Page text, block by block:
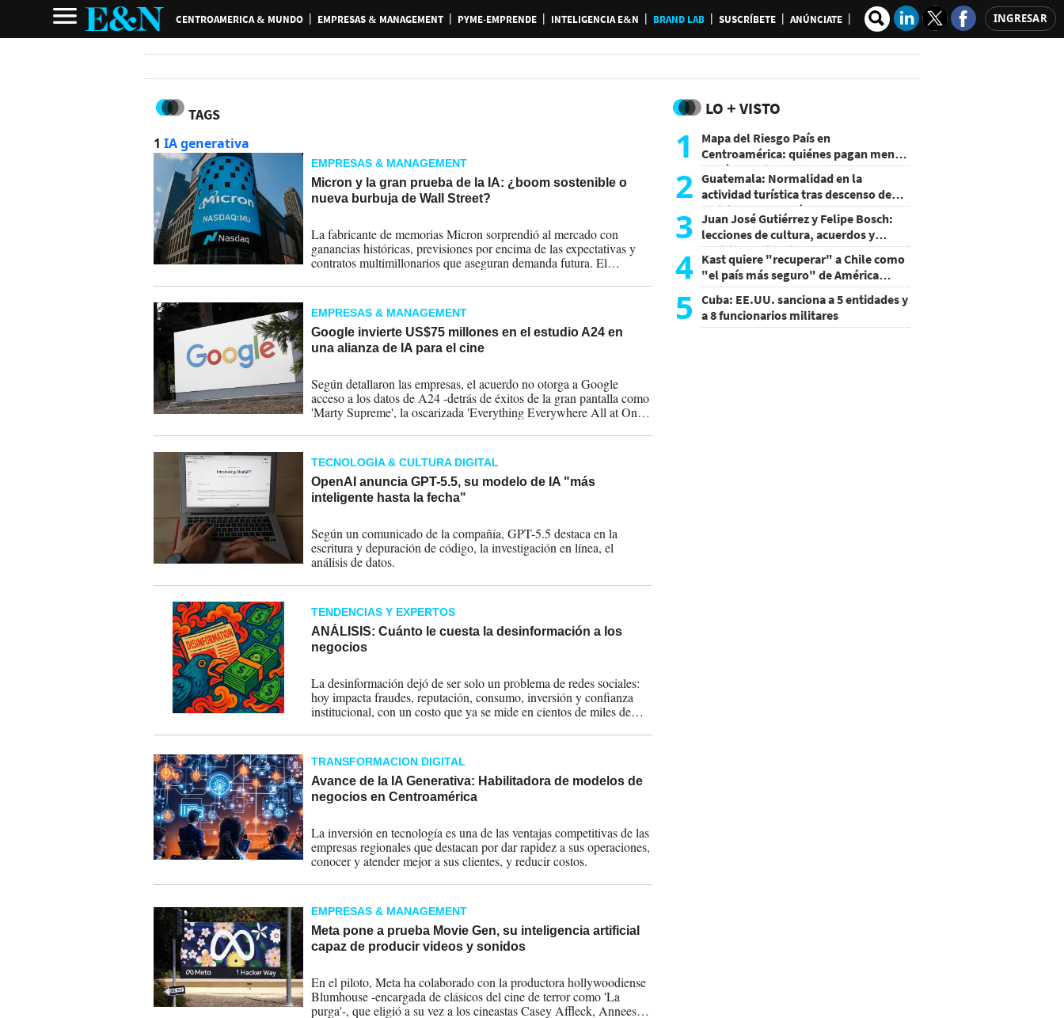
CENTROAMERICA & MUNDO EMPRESAS & MANAGEMENT PYME-EMPRENDE INTELIGENCIA E&N BRAND LAB SUSCRÍBETE ANÚNCIATE INGRESAR
TAGS
1 IA generativa
EMPRESAS & MANAGEMENT
Micron y la gran prueba de la IA: ¿boom sostenible o
nueva burbuja de Wall Street?
La fabricante de memorias Micron sorprendió al mercado con
ganancias históricas, previsiones por encima de las expectativas y
contratos multimillonarios que aseguran demanda futura. El
redefiniendo la industria global de semiconductores.
EMPRESAS & MANAGEMENT
Google invierte US$75 millones en el estudio A24 en
una alianza de IA para el cine
Según detallaron las empresas, el acuerdo no otorga a Google
acceso a los datos de A24 -detrás de éxitos de la gran pantalla como
'Marty Supreme', la oscarizada 'Everything Everywhere All at Once'
TECNOLOGÍA & CULTURA DIGITAL
OpenAI anuncia GPT-5.5, su modelo de IA "más
inteligente hasta la fecha"
Según un comunicado de la compañía, GPT-5.5 destaca en la
escritura y depuración de código, la investigación en línea, el
análisis de datos.
TENDENCIAS Y EXPERTOS
ANÁLISIS: Cuánto le cuesta la desinformación a los
negocios
La desinformación dejó de ser solo un problema de redes sociales:
hoy impacta fraudes, reputación, consumo, inversión y confianza
institucional, con un costo que ya se mide en cientos de miles de
TRANSFORMACION DIGITAL
Avance de la IA Generativa: Habilitadora de modelos de
negocios en Centroamérica
La inversión en tecnología es una de las ventajas competitivas de las
empresas regionales que destacan por dar rapidez a sus operaciones,
conocer y atender mejor a sus clientes, y reducir costos.
EMPRESAS & MANAGEMENT
Meta pone a prueba Movie Gen, su inteligencia artificial
capaz de producir videos y sonidos
En el piloto, Meta ha colaborado con la productora hollywoodiense
Blumhouse -encargada de clásicos del cine de terror como 'La
purga'-, que eligió a su vez a los cineastas Casey Affleck, Anneesh
LO + VISTO
1
Mapa del Riesgo País en
Centroamérica: quiénes pagan menos
y cuáles mejoraron
2 Guatemala: Normalidad en la
actividad turística tras descenso de
actividad del volcán de Fuego
3 Juan José Gutiérrez y Felipe Bosch:
lecciones de cultura, acuerdos y
decisiones sin miedo
4 Kast quiere "recuperar" a Chile como
"el país más seguro" de América
Latina
5
Cuba: EE.UU. sanciona a 5 entidades y
a 8 funcionarios militares